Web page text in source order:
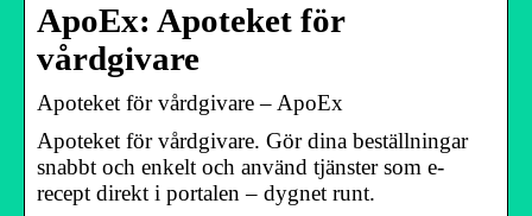
ApoEx: Apoteket för
vårdgivare
Apoteket för vårdgivare – ApoEx
Apoteket för vårdgivare. Gör dina beställningar
snabbt och enkelt och använd tjänster som e-
recept direkt i portalen – dygnet runt.